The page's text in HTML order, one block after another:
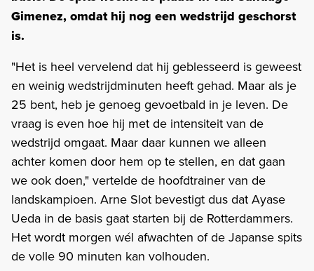
Gimenez, omdat hij nog een wedstrijd geschorst
is.
"Het is heel vervelend dat hij geblesseerd is geweest
en weinig wedstrijdminuten heeft gehad. Maar als je
25 bent, heb je genoeg gevoetbald in je leven. De
vraag is even hoe hij met de intensiteit van de
wedstrijd omgaat. Maar daar kunnen we alleen
achter komen door hem op te stellen, en dat gaan
we ook doen," vertelde de hoofdtrainer van de
landskampioen. Arne Slot bevestigt dus dat Ayase
Ueda in de basis gaat starten bij de Rotterdammers.
Het wordt morgen wél afwachten of de Japanse spits
de volle 90 minuten kan volhouden.